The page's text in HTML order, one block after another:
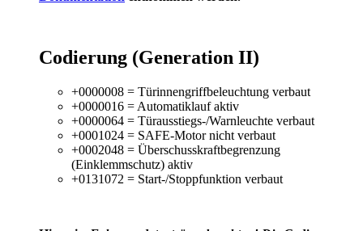
Codierung (Generation II)
+0000008 = Türinnengriffbeleuchtung verbaut
+0000016 = Automatiklauf aktiv
+0000064 = Türausstiegs-/Warnleuchte verbaut
+0001024 = SAFE-Motor nicht verbaut
+0002048 = Überschusskraftbegrenzung
(Einklemmschutz) aktiv
+0131072 = Start-/Stoppfunktion verbaut